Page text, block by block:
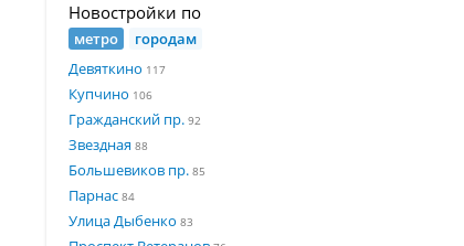
Новостройки по
метро
городам
Девяткино 117
Купчино 106
Гражданский пр. 92
Звездная 88
Большевиков пр. 85
Парнас 84
Улица Дыбенко 83